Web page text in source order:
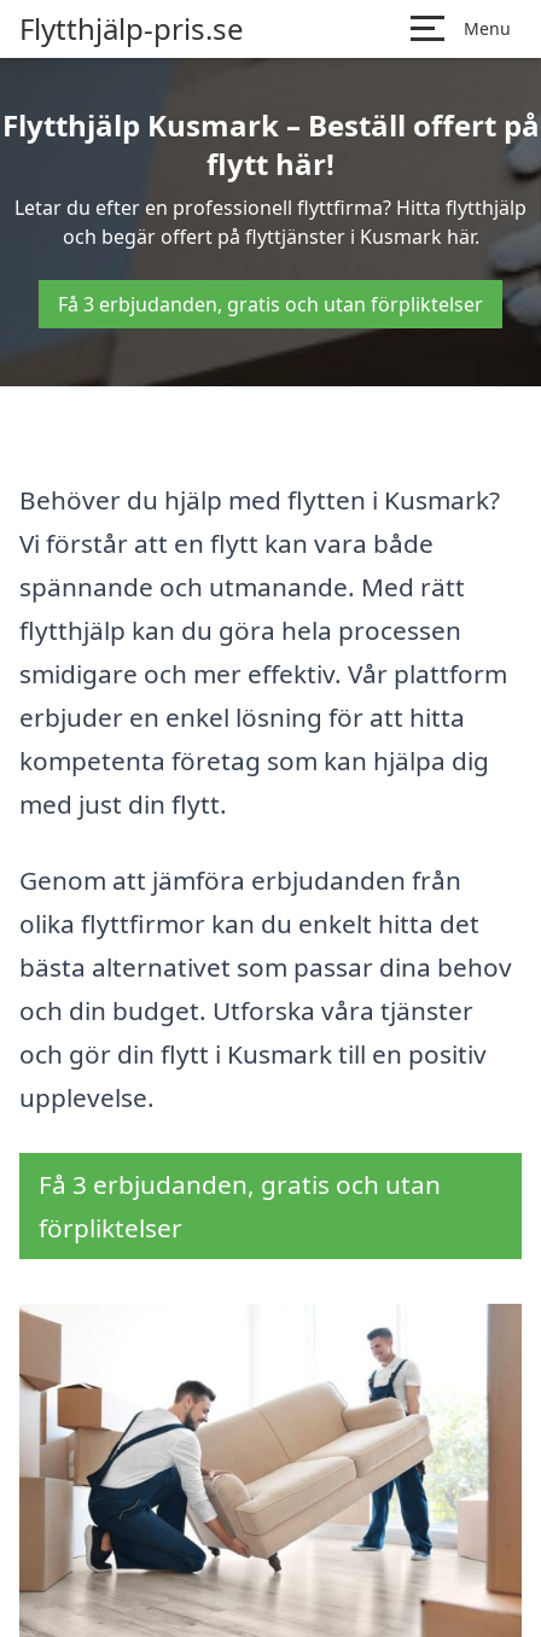
Flytthjälp-pris.se Menu
Flytthjälp Kusmark – Beställ offert på
flytt här!
Letar du efter en professionell flyttfirma? Hitta flytthjälp
och begär offert på flyttjänster i Kusmark här.
Få 3 erbjudanden, gratis och utan förpliktelser
Behöver du hjälp med flytten i Kusmark?
Vi förstår att en flytt kan vara både
spännande och utmanande. Med rätt
flytthjälp kan du göra hela processen
smidigare och mer effektiv. Vår plattform
erbjuder en enkel lösning för att hitta
kompetenta företag som kan hjälpa dig
med just din flytt.
Genom att jämföra erbjudanden från
olika flyttfirmor kan du enkelt hitta det
bästa alternativet som passar dina behov
och din budget. Utforska våra tjänster
och gör din flytt i Kusmark till en positiv
upplevelse.
Få 3 erbjudanden, gratis och utan
förpliktelser